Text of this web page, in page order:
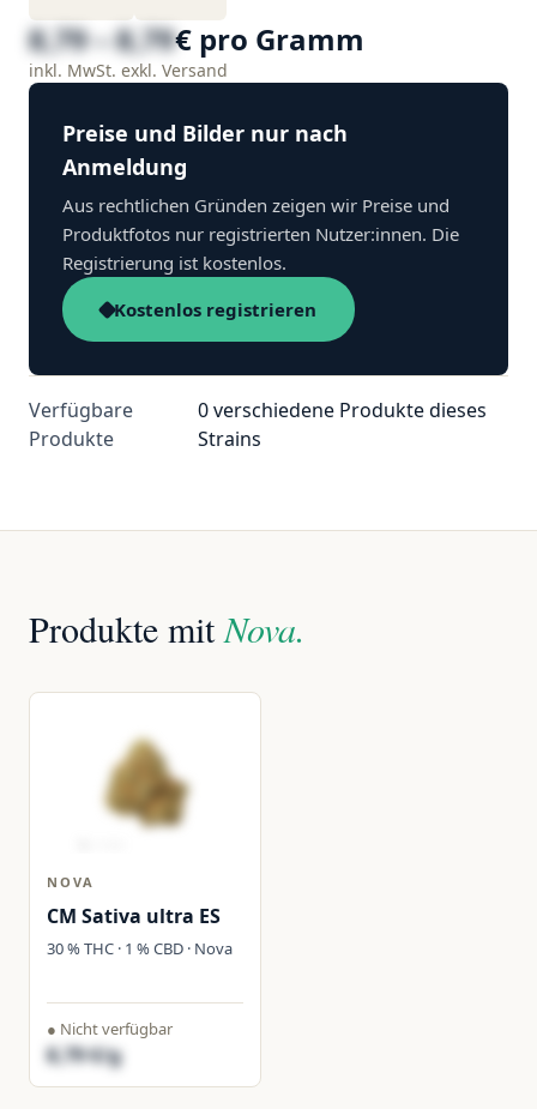
8,79 – 8,79€ pro Gramm
inkl. MwSt. exkl. Versand
Preise und Bilder nur nach
Anmeldung
Aus rechtlichen Gründen zeigen wir Preise und
Produktfotos nur registrierten Nutzer:innen. Die
Registrierung ist kostenlos.
Kostenlos registrieren
Verfügbare
Produkte
0 verschiedene Produkte dieses
Strains
Produkte mitNova.
NOVA
CM Sativa ultra ES
30 % THC · 1 % CBD · Nova
● Nicht verfügbar
8,79 €/g